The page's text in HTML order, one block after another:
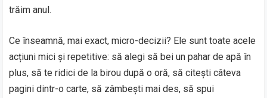
trăim anul.
Ce înseamnă, mai exact, micro-decizii? Ele sunt toate acele
acțiuni mici și repetitive: să alegi să bei un pahar de apă în
plus, să te ridici de la birou după o oră, să citești câteva
pagini dintr-o carte, să zâmbești mai des, să spui